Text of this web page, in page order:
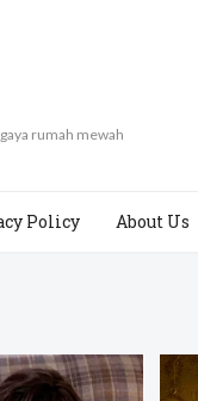
rumah mewah
Policy About Us